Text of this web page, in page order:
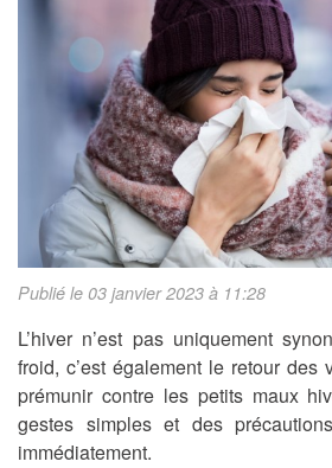
Publié le 03 janvier 2023 à 11:28
L’hiver n’est pas uniquement
froid, c’est également le retour des
prémunir contre les petits maux
gestes simples et des
immédiatement.